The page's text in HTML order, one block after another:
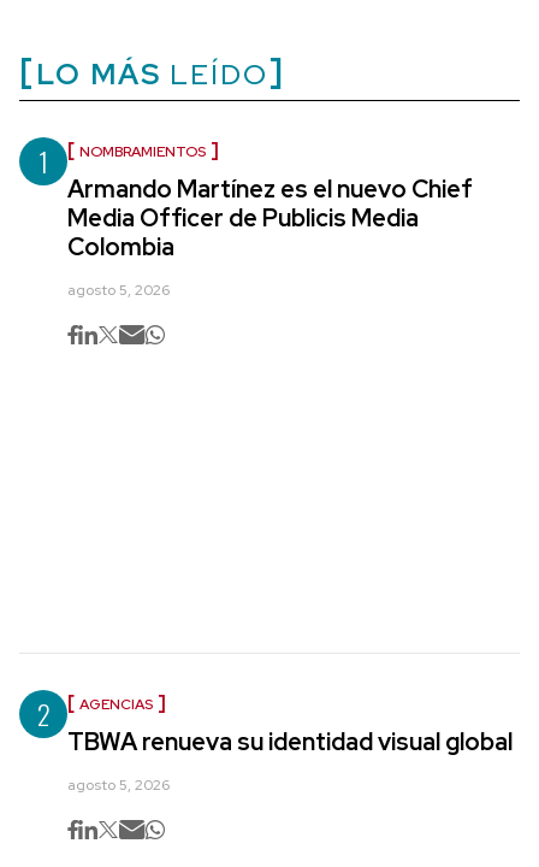
LO MÁS LEÍDO
1 NOMBRAMIENTOS
Armando Martínez es el nuevo Chief
Media Officer de Publicis Media
Colombia
agosto 5, 2026
2 AGENCIAS
TBWA renueva su identidad visual global
agosto 5, 2026